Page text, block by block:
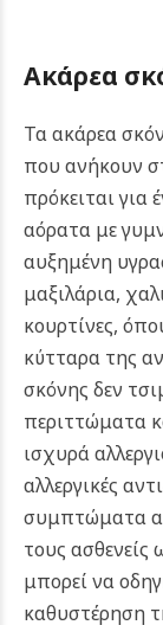
Ακάρεα
Τα ακάρεα
που ανήκουν
πρόκειται για
αόρατα με
αυξημένη
μαξιλάρια,
κουρτίνες,
κύτταρα της
σκόνης δεν
περιττώματα
ισχυρά
αλλεργικές
συμπτώματα
τους
μπορεί να
καθυστέρηση